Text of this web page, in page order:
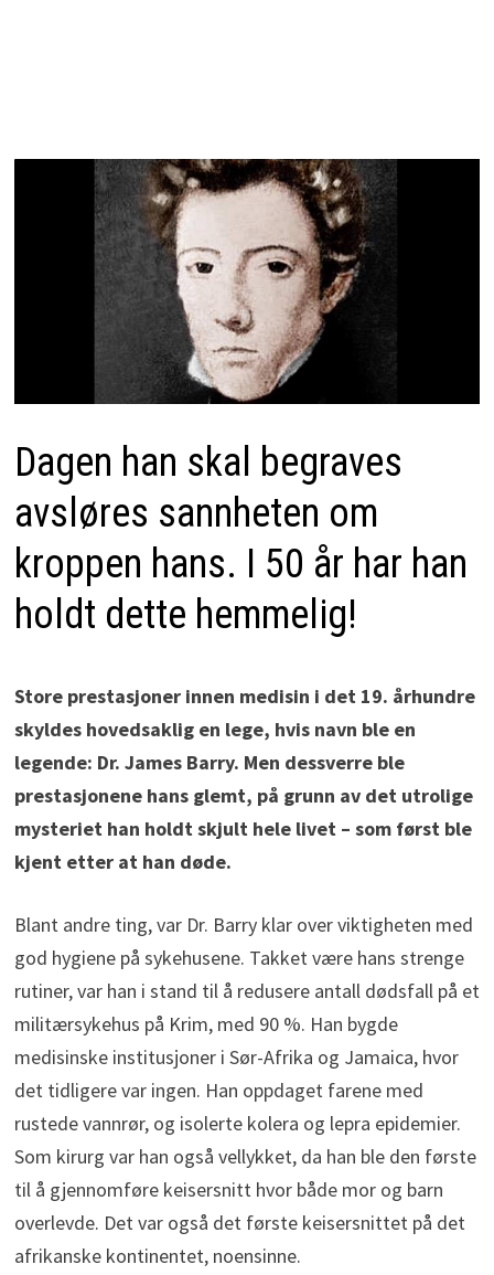
Dagen han skal begraves
avsløres sannheten om
kroppen hans. I 50 år har han
holdt dette hemmelig!
Store prestasjoner innen medisin i det 19. århundre
skyldes hovedsaklig en lege, hvis navn ble en
legende: Dr. James Barry. Men dessverre ble
prestasjonene hans glemt, på grunn av det utrolige
mysteriet han holdt skjult hele livet – som først ble
kjent etter at han døde.
Blant andre ting, var Dr. Barry klar over viktigheten med
god hygiene på sykehusene. Takket være hans strenge
rutiner, var han i stand til å redusere antall dødsfall på et
militærsykehus på Krim, med 90 %. Han bygde
medisinske institusjoner i Sør-Afrika og Jamaica, hvor
det tidligere var ingen. Han oppdaget farene med
rustede vannrør, og isolerte kolera og lepra epidemier.
Som kirurg var han også vellykket, da han ble den første
til å gjennomføre keisersnitt hvor både mor og barn
overlevde. Det var også det første keisersnittet på det
afrikanske kontinentet, noensinne.